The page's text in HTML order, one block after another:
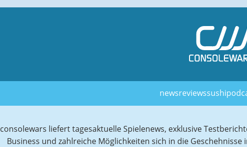
newsreviewssushi
consolewars liefert tagesaktuelle Spielenews, exklusive
Business und zahlreiche Möglichkeiten sich in die